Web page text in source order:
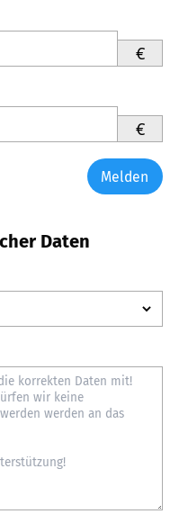
€
€
Melden
Daten